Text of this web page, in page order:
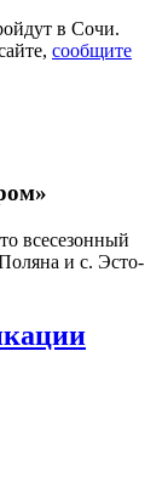
в Сочи.
сообщите
всесезонный
и с. Эсто-